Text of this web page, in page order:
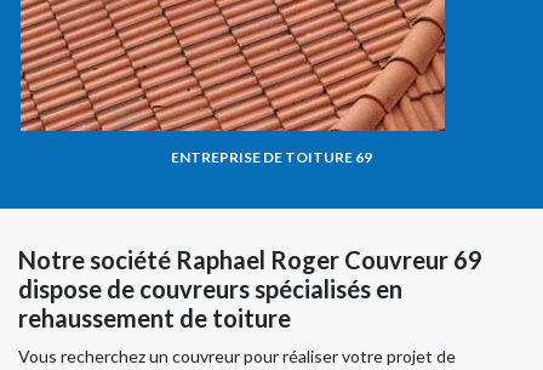
ENTREPRISE DE TOITURE 69
Notre société Raphael Roger Couvreur 69
dispose de couvreurs spécialisés en
rehaussement de toiture
Vous recherchez un couvreur pour réaliser votre projet de